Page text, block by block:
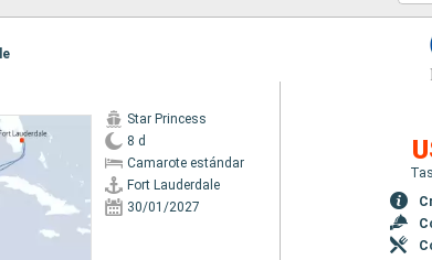
Star Princess
8 d
Camarote estándar
Fort Lauderdale
30/01/2027